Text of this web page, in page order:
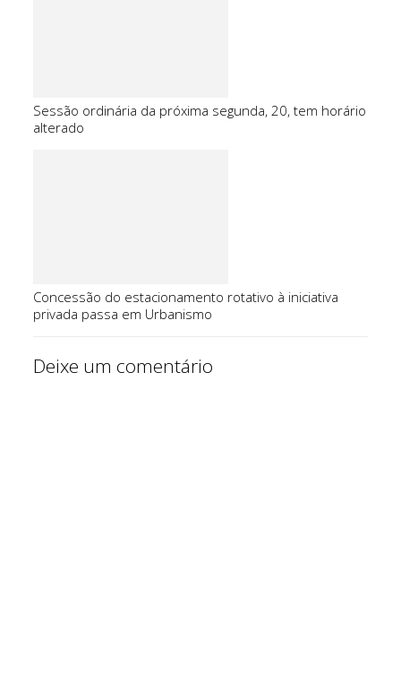
Sessão ordinária da próxima segunda, 20, tem horário
alterado
Concessão do estacionamento rotativo à iniciativa
privada passa em Urbanismo
Deixe um comentário